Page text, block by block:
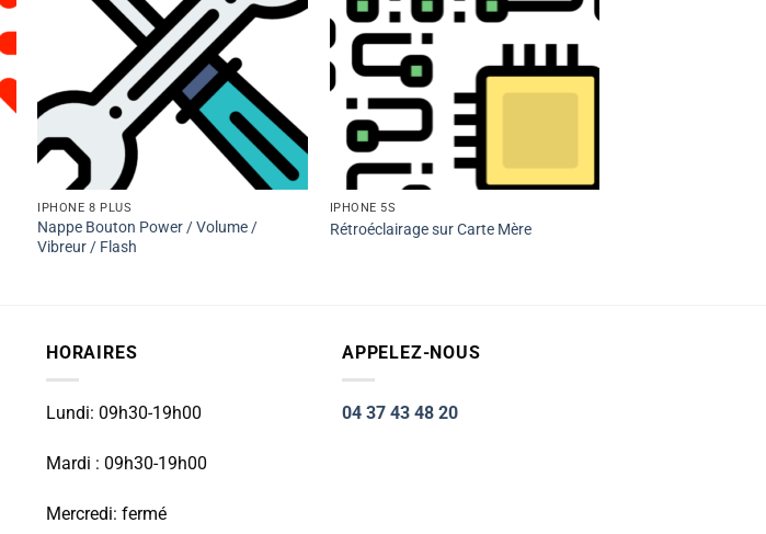
IPHONE 8 PLUS
Nappe Bouton Power / Volume /
Vibreur / Flash
IPHONE 5S
Rétroéclairage sur Carte Mère
HORAIRES
Lundi: 09h30-19h00
Mardi : 09h30-19h00
Mercredi: fermé
APPELEZ-NOUS
04 37 43 48 20